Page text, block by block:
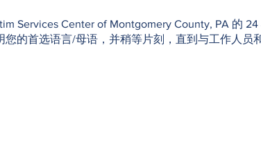
Services Center of Montgomery County, PA 的
您的首选语言/母语，并稍等片刻，直到与工作人员